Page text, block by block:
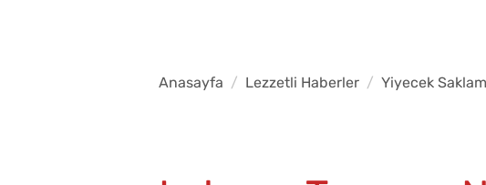
Anasayfa Lezzetli Haberler Yiyecek